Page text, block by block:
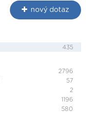
nový dotaz
435
2796
57
2
1196
580